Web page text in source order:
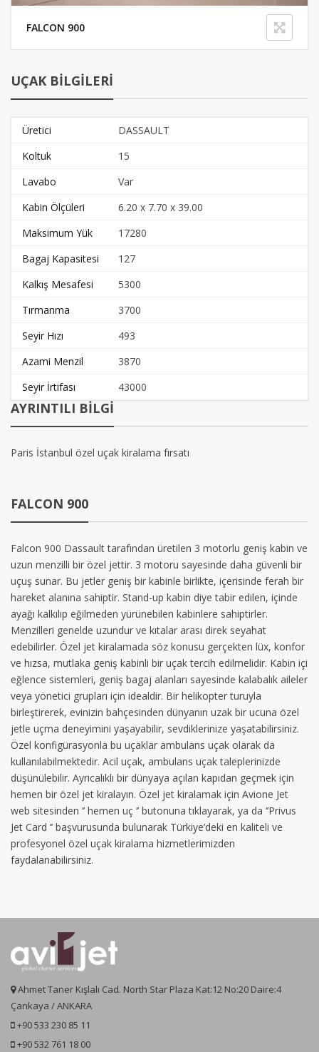
FALCON 900
UÇAK BİLGİLERİ
Üretici
DASSAULT
Koltuk
15
Lavabo
Var
Kabin Ölçüleri
6.20 x 7.70 x 39.00
Maksimum Yük
17280
Bagaj Kapasitesi
127
Kalkış Mesafesi
5300
Tırmanma
3700
Seyir Hızı
493
Azami Menzil
3870
Seyir İrtifası
43000
AYRINTILI BİLGİ
Paris İstanbul özel uçak kiralama fırsatı
FALCON 900
Falcon 900 Dassault tarafından üretilen 3 motorlu geniş kabin ve
uzun menzilli bir özel jettir. 3 motoru sayesinde daha güvenli bir
uçuş sunar. Bu jetler geniş bir kabinle birlikte, içerisinde ferah bir
hareket alanına sahiptir. Stand-up kabin diye tabir edilen, içinde
ayağı kalkılıp eğilmeden yürünebilen kabinlere sahiptirler.
Menzilleri genelde uzundur ve kıtalar arası direk seyahat
edebilirler. Özel jet kiralamada söz konusu gerçekten lüx, konfor
ve hızsa, mutlaka geniş kabinli bir uçak tercih edilmelidir. Kabin içi
eğlence sistemleri, geniş bagaj alanları sayesinde kalabalık aileler
veya yönetici grupları için idealdir. Bir helikopter turuyla
birleştirerek, evinizin bahçesinden dünyanın uzak bir ucuna özel
jetle uçma deneyimini yaşayabilir, sevdiklerinize yaşatabilirsiniz.
Özel konfigürasyonla bu uçaklar ambulans uçak olarak da
kullanılabilmektedir. Acil uçak, ambulans uçak taleplerinizde
düşünülebilir. Ayrıcalıklı bir dünyaya açılan kapıdan geçmek için
hemen bir özel jet kiralayın. Özel jet kiralamak için Avione Jet
web sitesinden ‘’ hemen uç ‘’ butonuna tıklayarak, ya da ‘’Privus
Jet Card ‘’ başvurusunda bulunarak Türkiye’deki en kaliteli ve
profesyonel özel uçak kiralama hizmetlerimizden
faydalanabilirsiniz.
Ahmet Taner Kışlalı Cad. North Star Plaza Kat:12 No:20 Daire:4
Çankaya / ANKARA
+90 533 230 85 11
+90 532 761 18 00